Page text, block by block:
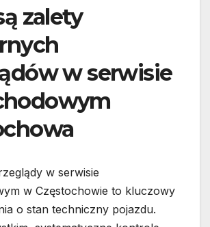
zalety
w serwisie
w serwisie
w Częstochowie to kluczowy
o stan techniczny pojazdu.